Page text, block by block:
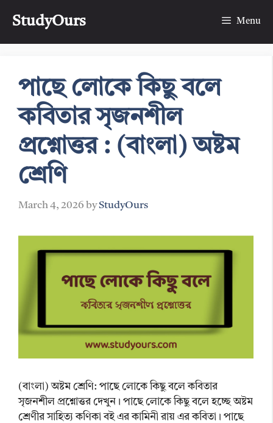
StudyOurs Menu
পাছে লোকে কিছু বলে
কবিতার সৃজনশীল
প্রশ্নোত্তর : (বাংলা) অষ্টম
শ্রেণি
March 4, 2026 byStudyOurs
(বাংলা) অষ্টম শ্রেণি: পাছে লোকে কিছু বলে কবিতার
সৃজনশীল প্রশ্নোত্তর দেখুন। পাছে লোকে কিছু বলে হচ্ছে অষ্টম
শ্রেণীর সাহিত্য কণিকা বই এর কামিনী রায় এর কবিতা। পাছে